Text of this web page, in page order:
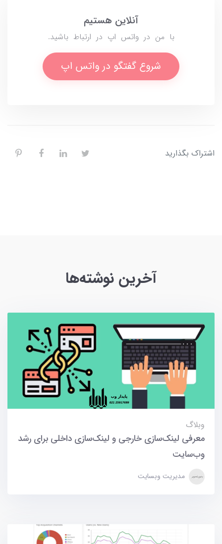
آنلاین هستیم
با من در واتس اپ در ارتباط باشید.
شروع گفتگو در واتس اپ
اشتراک بگذارید
آخرین نوشته‌ها
وبلاگ
معرفی لینک‌سازی خارجی و لینک‌سازی داخلی برای رشد
وب‌سایت
مدیریت وبسایت